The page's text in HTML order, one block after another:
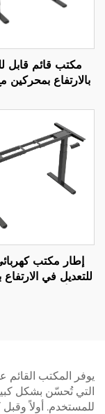
مكتب قائم قابل
بالارتفاع بمحركين
مراحل ووظيفة
01-D-1P
إطار مكتب
للتعديل في
يوفر المكتب القائم
التي تُحسّن بشكل
للمستخدم. أولاً